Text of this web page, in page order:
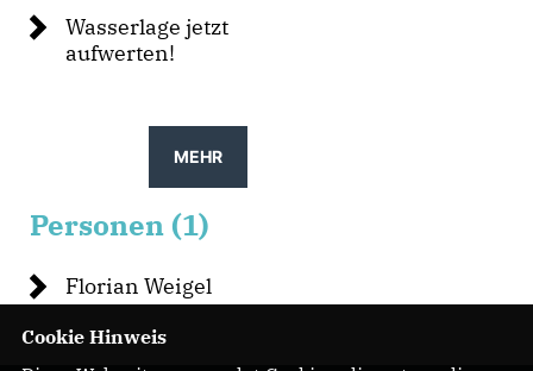
Wasserlage jetzt
aufwerten!
MEHR
Personen (1)
Florian Weigel
Cookie Hinweis